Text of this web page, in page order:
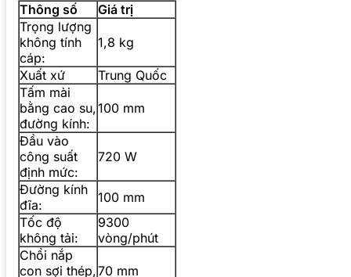
Thông số
Giá trị
Trọng lượng
không tính
cáp:
1,8 kg
Xuất xứ
Trung Quốc
Tấm mài
bằng cao su,
đường kính:
100 mm
Đầu vào
công suất
định mức:
720 W
Đường kính
đĩa:
100 mm
Tốc độ
không tải:
9300
vòng/phút
Chổi nắp
con sợi thép,70 mm